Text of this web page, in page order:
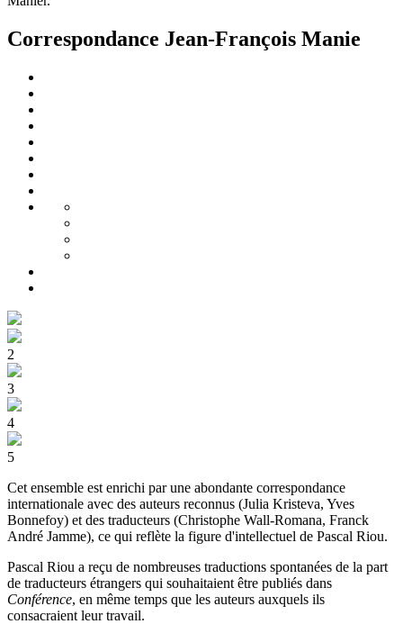
Correspondance Jean-François Manie
2
3
4
5
Cet ensemble est enrichi par une abondante correspondance
internationale avec des auteurs reconnus (Julia Kristeva, Yves
Bonnefoy) et des traducteurs (Christophe Wall-Romana, Franck
André Jamme), ce qui reflète la figure d'intellectuel de Pascal Riou.
Pascal Riou a reçu de nombreuses traductions spontanées de la part
de traducteurs étrangers qui souhaitaient être publiés dans
Conférence, en même temps que les auteurs auxquels ils
consacraient leur travail.